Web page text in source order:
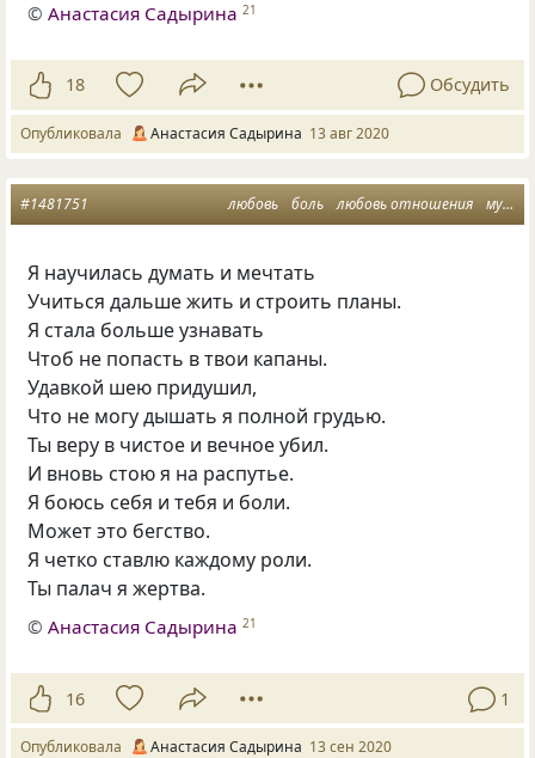
©Анастасия Садырина 21
18 Обсудить
Опубликовала Анастасия Садырина 13 авг 2020
любовь боль любовь отношения мужчина и женщина
#1481751
Я научилась думать и мечтать
Учиться дальше жить и строить планы.
Я стала больше узнавать
Чтоб не попасть в твои капаны.
Удавкой шею придушил,
Что не могу дышать я полной грудью.
Ты веру в чистое и вечное убил.
И вновь стою я на распутье.
Я боюсь себя и тебя и боли.
Может это бегство.
Я четко ставлю каждому роли.
Ты палач я жертва.
©Анастасия Садырина 21
16 1
Опубликовала Анастасия Садырина 13 сен 2020